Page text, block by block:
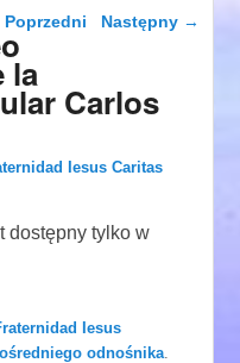
wpisu
Poprzedni Następny →
la
Carlos
Iesus Caritas
dostępny tylko w
Iesus
odnośnika